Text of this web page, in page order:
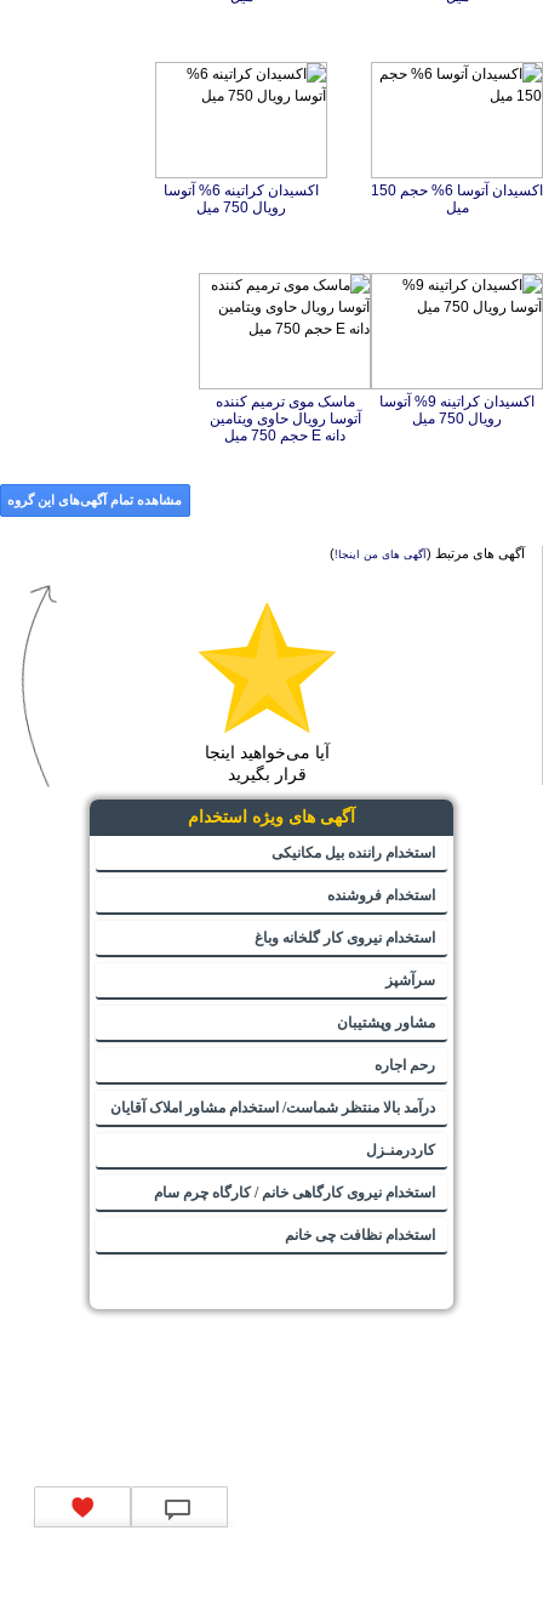
اکسیدان آتوسا 6% حجم 150
میل
اکسیدان کراتینه 6% آتوسا
رویال 750 میل
اکسیدان کراتینه 9% آتوسا
رویال 750 میل
ماسک موی ترمیم کننده
آتوسا رویال حاوی ویتامین
دانه E حجم 750 میل
مشاهده تمام آگهی‌های این گروه
آگهی های مرتبط (آگهی های من اینجا!)
آیا می‌خواهید اینجا
قرار بگیرید
آگهی های ویژه استخدام
استخدام راننده بیل مکانیکی
استخدام فروشنده
استخدام نیروی کار گلخانه وباغ
سرآشپز
مشاور وپشتیبان
رحم اجاره
درآمد بالا منتظر شماست/ استخدام مشاور املاک آقایان
کاردرمنـزل
استخدام نیروی کارگاهی خانم / کارگاه چرم سام
استخدام نظافت چی خانم